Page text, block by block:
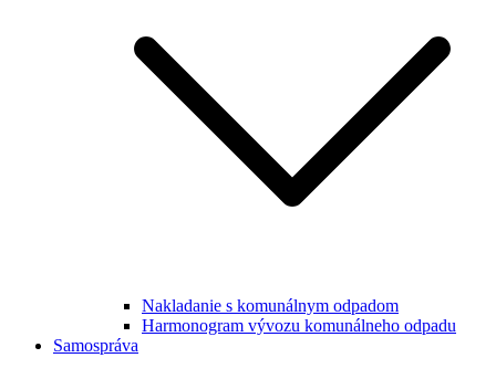
Nakladanie s komunálnym odpadom
Harmonogram vývozu komunálneho odpadu
Samospráva